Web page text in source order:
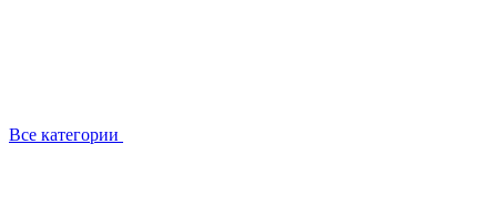
Все категории